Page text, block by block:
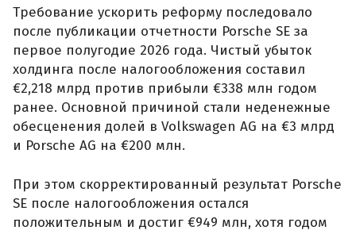
Требование ускорить реформу последовало
после публикации отчетности Porsche SE за
первое полугодие 2026 года. Чистый убыток
холдинга после налогообложения составил
€2,218 млрд против прибыли €338 млн годом
ранее. Основной причиной стали неденежные
обесценения долей в Volkswagen AG на €3 млрд
и Porsche AG на €200 млн.
При этом скорректированный результат Porsche
SE после налогообложения остался
положительным и достиг €949 млн, хотя годом